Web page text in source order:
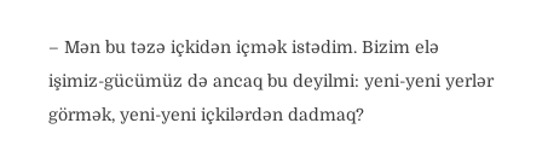
– Mən bu təzə içkidən içmək istədim. Bizim elə
işimiz-gücümüz də ancaq bu deyilmi: yeni-yeni yerlər
görmək, yeni-yeni içkilərdən dadmaq?